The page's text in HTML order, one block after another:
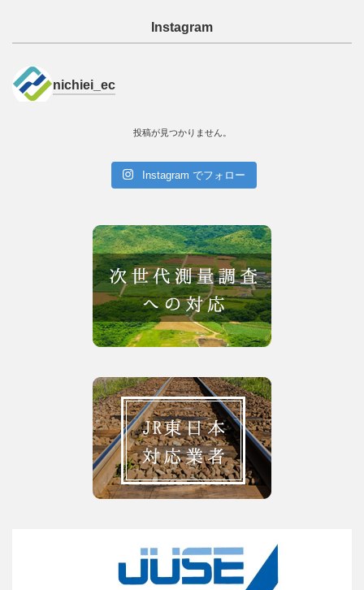
Instagram
nichiei_ec
投稿が見つかりません。
Instagram でフォロー